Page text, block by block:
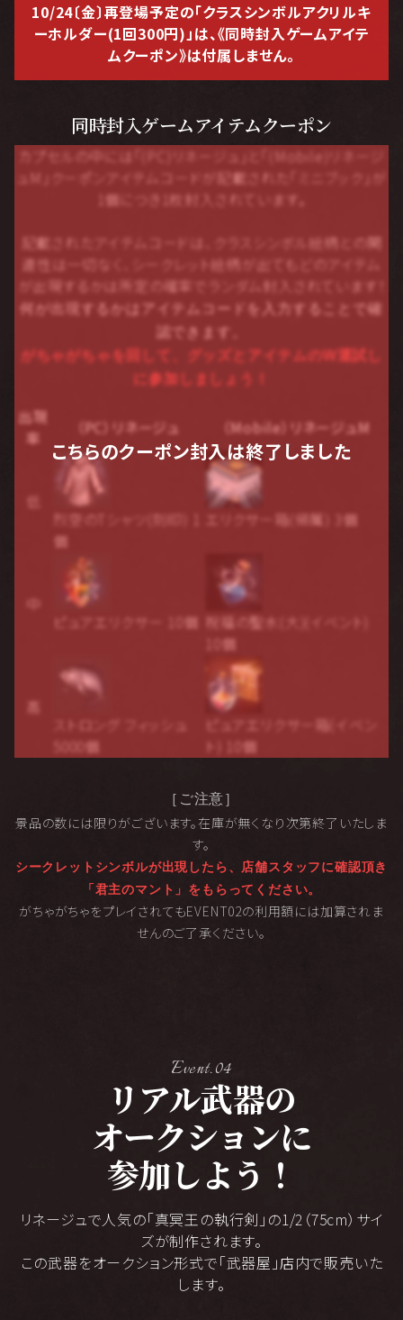
10/24〔金〕再登場予定の「クラスシンボルアクリルキ
ーホルダー(1回300円)」は、《同時封入ゲームアイテ
ムクーポン》は付属しません。
同時封入ゲームアイテムクーポン
カプセルの中には「(PC)リネージュ」と「(Mobile)リネージ
ュM」クーポンアイテムコードが記載された「ミニブック」が
1個につき1枚封入されています。
記載されたアイテムコードは、クラスシンボル絵柄との関
連性は一切なく、
シークレット絵柄が出てもどのアイテム
が出現するかは所定の確率でランダム封入されています！
何が出現するかはアイテムコードを入力することで確
認できます。
がちゃがちゃを回して、グッズとアイテムのW運試し
に参加しましょう！
出現
率
（PC）リネージュ （Mobile）リネージュM
低
烈空のTシャツ(刻印) 1
個
エリクサー箱(帰属) 3個
中
ピュアエリクサー 10個 祝福の聖水(大)(イベント)
10個
高
ストロング フィッシュ
5000個
ピュアエリクサー箱(イベン
ト) 10個
こちらのクーポン封入は終了しました
［ご注意］
景品の数には限りがございます。在庫が無くなり次第終了いたしま
す。
シークレットシンボルが出現したら、店舗スタッフに確認頂き
「君主のマント」をもらってください。
がちゃがちゃをプレイされてもEVENT02の利用額には加算されま
せんのご了承ください。
Event.04
リアル武器の
オークションに
参加しよう！
リネージュで人気の「真冥王の執行剣」の1/2（75cm）サイ
ズが制作されます。
この武器をオークション形式で「武器屋」店内で販売いた
します。